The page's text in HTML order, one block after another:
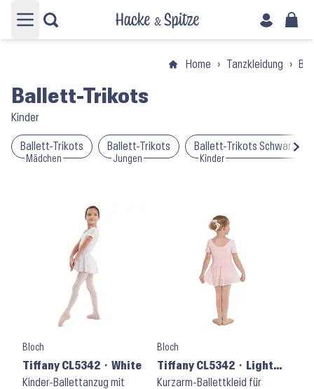
Hauptmenü öffnen
Home › Tanzkleidung ›
Ballett-Trikots
Kinder
Ballett-Trikots
Mädchen
Ballett-Trikots
Jungen
Ballett-Trikots Schwarz
Kinder
Bloch
Tiffany CL5342 ⬝ White
Kinder-Ballettanzug mit
Bloch
Tiffany CL5342 ⬝ Light
Pink
Kurzarm-Ballettkleid für